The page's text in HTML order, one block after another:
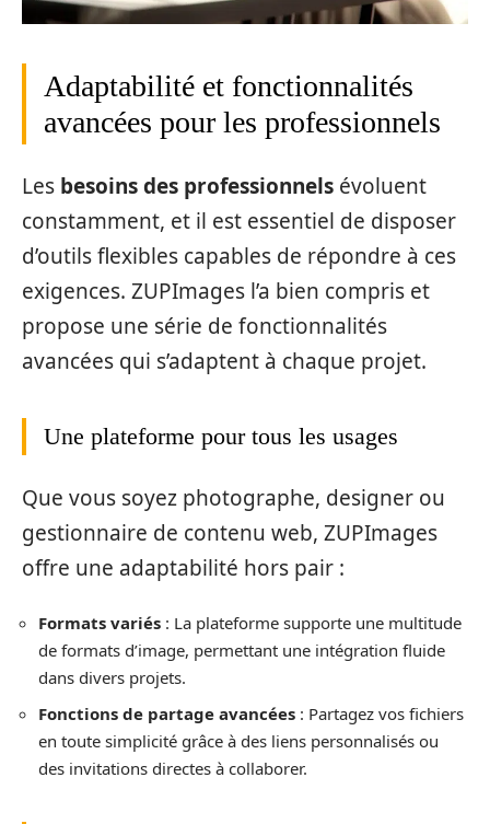
Adaptabilité et fonctionnalités
avancées pour les professionnels
Les besoins des professionnels évoluent
constamment, et il est essentiel de disposer
d’outils flexibles capables de répondre à ces
exigences. ZUPImages l’a bien compris et
propose une série de fonctionnalités
avancées qui s’adaptent à chaque projet.
Une plateforme pour tous les usages
Que vous soyez photographe, designer ou
gestionnaire de contenu web, ZUPImages
offre une adaptabilité hors pair :
Formats variés : La plateforme supporte une multitude
de formats d’image, permettant une intégration fluide
dans divers projets.
Fonctions de partage avancées : Partagez vos fichiers
en toute simplicité grâce à des liens personnalisés ou
des invitations directes à collaborer.